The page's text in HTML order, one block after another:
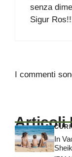
senza
Sigur
I commenti
Articoli
In